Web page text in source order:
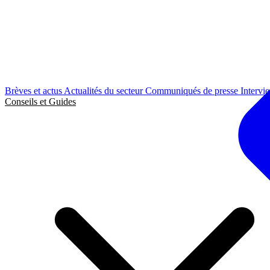
Brèves et actus Actualités du secteurCommuniqués de presse
Conseils et Guides